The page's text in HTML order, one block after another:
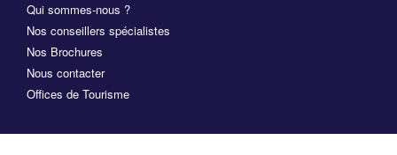
Qui sommes-nous ?
Nos conseillers spécialistes
Nos Brochures
Nous contacter
Offices de Tourisme